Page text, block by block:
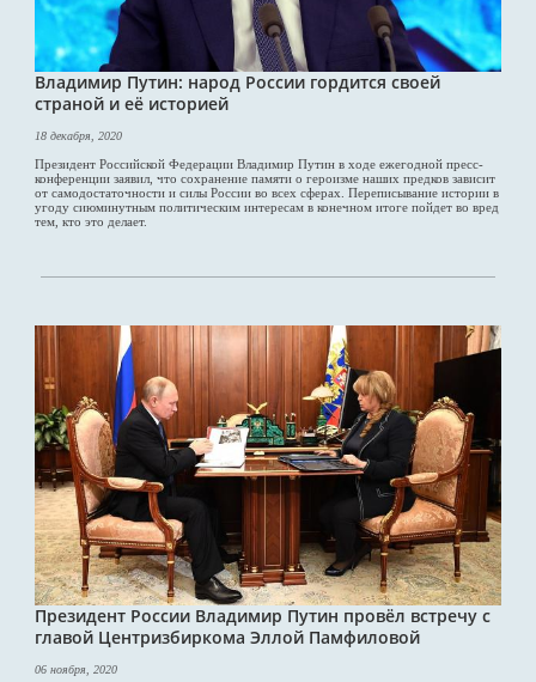
Владимир Путин: народ России гордится своей
страной и её историей
18 декабря, 2020
Президент Российской Федерации Владимир Путин в ходе ежегодной пресс-
конференции заявил, что сохранение памяти о героизме наших предков зависит
от самодостаточности и силы России во всех сферах. Переписывание истории в
угоду сиюминутным политическим интересам в конечном итоге пойдет во вред
тем, кто это делает.
Президент России Владимир Путин провёл встречу с
главой Центризбиркома Эллой Памфиловой
06 ноября, 2020